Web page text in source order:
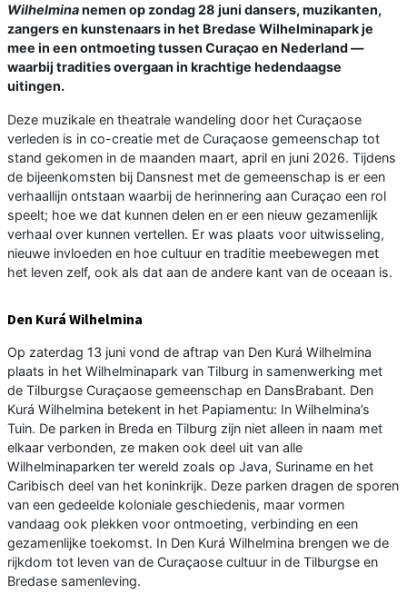
Wilhelminanemen op zondag 28 juni dansers, muzikanten,
zangers en kunstenaars in het Bredase Wilhelminapark je
mee in een ontmoeting tussen Curaçao en Nederland —
waarbij tradities overgaan in krachtige hedendaagse
uitingen.
Deze muzikale en theatrale wandeling door het Curaçaose
verleden is in co-creatie met de Curaçaose gemeenschap tot
stand gekomen in de maanden maart, april en juni 2026. Tijdens
de bijeenkomsten bij Dansnest met de gemeenschap is er een
verhaallijn ontstaan waarbij de herinnering aan Curaçao een rol
speelt; hoe we dat kunnen delen en er een nieuw gezamenlijk
verhaal over kunnen vertellen. Er was plaats voor uitwisseling,
nieuwe invloeden en hoe cultuur en traditie meebewegen met
het leven zelf, ook als dat aan de andere kant van de oceaan is.
Den Kurá Wilhelmina
Op zaterdag 13 juni vond de aftrap van Den Kurá Wilhelmina
plaats in het Wilhelminapark van Tilburg in samenwerking met
de Tilburgse Curaçaose gemeenschap en DansBrabant. Den
Kurá Wilhelmina betekent in het Papiamentu: In Wilhelmina’s
Tuin. De parken in Breda en Tilburg zijn niet alleen in naam met
elkaar verbonden, ze maken ook deel uit van alle
Wilhelminaparken ter wereld zoals op Java, Suriname en het
Caribisch deel van het koninkrijk. Deze parken dragen de sporen
van een gedeelde koloniale geschiedenis, maar vormen
vandaag ook plekken voor ontmoeting, verbinding en een
gezamenlijke toekomst. In Den Kurá Wilhelmina brengen we de
rijkdom tot leven van de Curaçaose cultuur in de Tilburgse en
Bredase samenleving.